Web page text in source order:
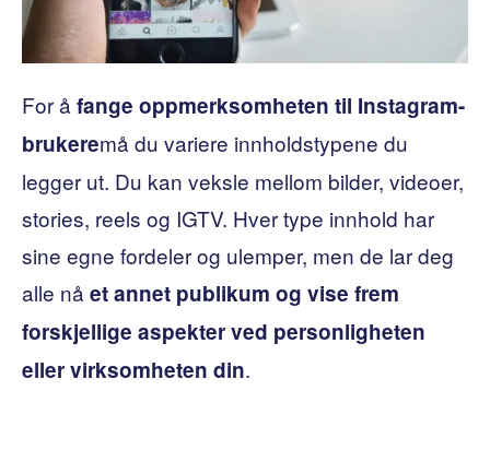
For å fange oppmerksomheten til Instagram-
brukeremå du variere innholdstypene du
legger ut. Du kan veksle mellom bilder, videoer,
stories, reels og IGTV. Hver type innhold har
sine egne fordeler og ulemper, men de lar deg
alle nå et annet publikum og vise frem
forskjellige aspekter ved personligheten
eller virksomheten din.